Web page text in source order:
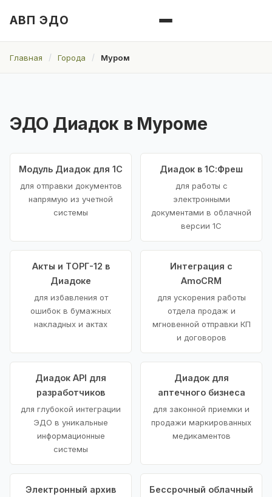
АВП ЭДО
Главная Города Муром
ЭДО Диадок в Муроме
Модуль Диадок для 1С
для отправки документов
напрямую из учетной
системы
Диадок в 1С:Фреш
для работы с
электронными
документами в облачной
версии 1С
Акты и ТОРГ-12 в
Диадоке
для избавления от
ошибок в бумажных
накладных и актах
Интеграция с
AmoCRM
для ускорения работы
отдела продаж и
мгновенной отправки КП
и договоров
Диадок API для
разработчиков
для глубокой интеграции
ЭДО в уникальные
информационные
системы
Диадок для
аптечного бизнеса
для законной приемки и
продажи маркированных
медикаментов
Электронный архив
Бессрочный облачный